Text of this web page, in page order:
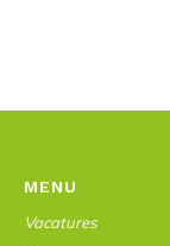
MENU
Vacatures